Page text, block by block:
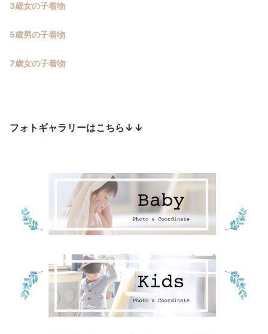
3歳女の子着物
5歳男の子着物
7歳女の子着物
フォトギャラリーはこちら↓↓